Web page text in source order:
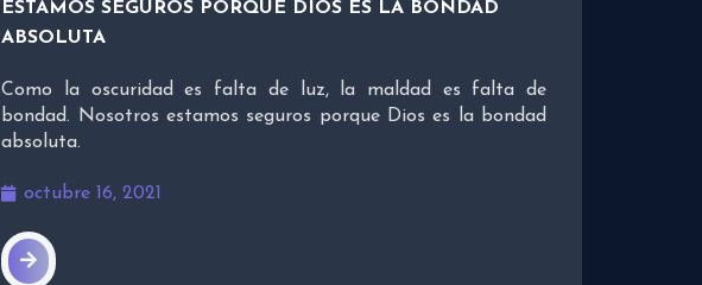
ESTAMOS SEGUROS PORQUE DIOS ES LA BONDAD
ABSOLUTA
Como la oscuridad es falta de luz, la maldad es falta de
bondad. Nosotros estamos seguros porque Dios es la bondad
absoluta.
octubre 16, 2021